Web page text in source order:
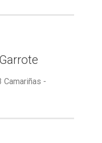
Camariñas -